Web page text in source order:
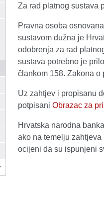
Za rad platnog sustava
Pravna osoba
sustavom dužna je
odobrenja za rad
sustava potrebno je
člankom 158. Zakona o
Uz zahtjev i propisanu
potpisani Obrazac za
Hrvatska narodna
ako na temelju
ocijeni da su ispunjeni